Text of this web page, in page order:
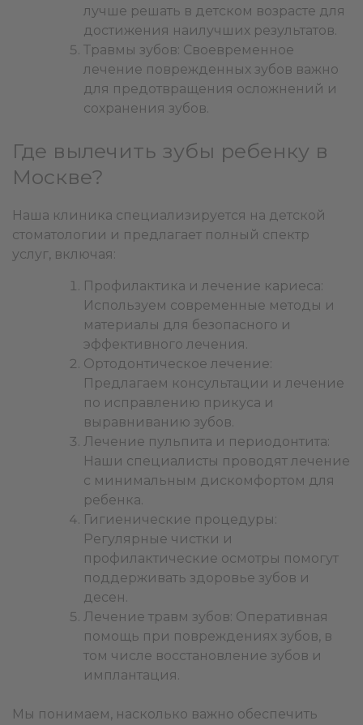
лучше решать в детском возрасте для
достижения наилучших результатов.
Травмы зубов: Своевременное
лечение поврежденных зубов важно
для предотвращения осложнений и
сохранения зубов.
Где вылечить зубы ребенку в
Москве?
Наша клиника специализируется на детской
стоматологии и предлагает полный спектр
услуг, включая:
Профилактика и лечение кариеса:
Используем современные методы и
материалы для безопасного и
эффективного лечения.
Ортодонтическое лечение:
Предлагаем консультации и лечение
по исправлению прикуса и
выравниванию зубов.
Лечение пульпита и периодонтита:
Наши специалисты проводят лечение
с минимальным дискомфортом для
ребенка.
Гигиенические процедуры:
Регулярные чистки и
профилактические осмотры помогут
поддерживать здоровье зубов и
десен.
Лечение травм зубов: Оперативная
помощь при повреждениях зубов, в
том числе восстановление зубов и
имплантация.
Мы понимаем, насколько важно обеспечить